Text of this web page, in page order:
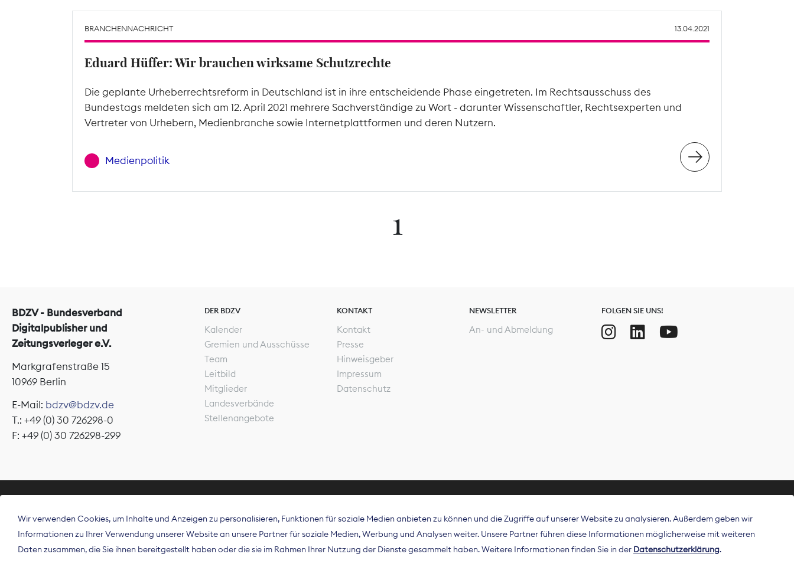
BRANCHENNACHRICHT 13.04.2021
Eduard Hüffer: Wir brauchen wirksame Schutzrechte
Die geplante Urheberrechtsreform in Deutschland ist in ihre entscheidende Phase eingetreten. Im Rechtsausschuss des
Bundestags meldeten sich am 12. April 2021 mehrere Sachverständige zu Wort - darunter Wissenschaftler, Rechtsexperten und
Vertreter von Urhebern, Medienbranche sowie Internetplattformen und deren Nutzern.
Medienpolitik
1
BDZV - Bundesverband
Digitalpublisher und
Zeitungsverleger e.V.
Markgrafenstraße 15
10969 Berlin
E-Mail: bdzv@bdzv.de
T.: +49 (0) 30 726298-0
F: +49 (0) 30 726298-299
DER BDZV
Kalender
Gremien und Ausschüsse
Team
Leitbild
Mitglieder
Landesverbände
Stellenangebote
KONTAKT
Kontakt
Presse
Hinweisgeber
Impressum
Datenschutz
NEWSLETTER
An- und Abmeldung
FOLGEN SIE UNS!
Der Bundesverband Digitalpublisher und Zeitungsverleger (BDZV) vertritt als
Spitzenorganisation die Interessen der Zeitungsverlage und digitalen Publisher in
Deutschland und auf EU-Ebene.
Wir verwenden Cookies, um Inhalte und Anzeigen zu personalisieren, Funktionen für soziale Medien anbieten zu können und die Zugriffe auf unserer Website zu analysieren. Außerdem geben wir
Informationen zu Ihrer Verwendung unserer Website an unsere Partner für soziale Medien, Werbung und Analysen weiter. Unsere Partner führen diese Informationen möglicherweise mit weiteren
Daten zusammen, die Sie ihnen bereitgestellt haben oder die sie im Rahmen Ihrer Nutzung der Dienste gesammelt haben. Weitere Informationen finden Sie in der Datenschutzerklärung.